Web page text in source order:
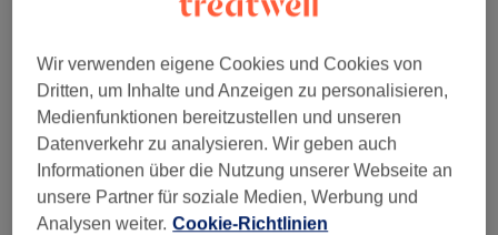
1 Std. 30 Min.
268 €
Gesichtsbehandlung - Aquafacial
1 Std.
ab 111,20 €
Spare bis zu 20%
Schnellansicht Saloninfos
Montag
Wir verwenden eigene Cookies und Cookies von
Dritten, um Inhalte und Anzeigen zu personalisieren,
Medienfunktionen bereitzustellen und unseren
Datenverkehr zu analysieren. Wir geben auch
Informationen über die Nutzung unserer Webseite an
unsere Partner für soziale Medien, Werbung und
Analysen weiter. Cookie-Richtlinien